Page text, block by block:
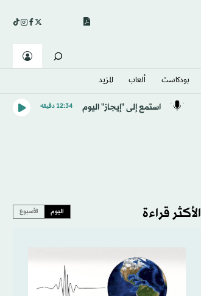
بودكاست ألعاب المزيد
استمع إلى "إيجاز" اليوم 12:34 دقيقه
الأكثر قراءة اليوم الأسبوع